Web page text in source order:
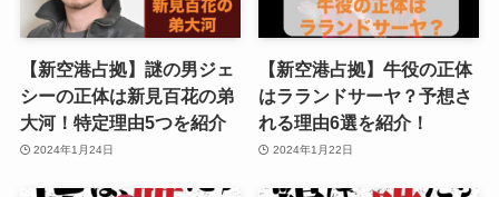
【新空港占拠】謎の男ジェ
シーの正体は新見百花の弟
大河！特定理由5つを紹介
2024年1月24日
【新空港占拠】牛役の正体
はラランドサーヤ？予想さ
れる理由6選を紹介！
2024年1月22日